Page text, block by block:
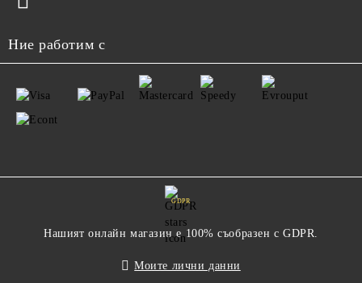
Ние работим с
GDPR
Нашият онлайн магазин е 100% съобразен с GDPR.
Моите лични данни